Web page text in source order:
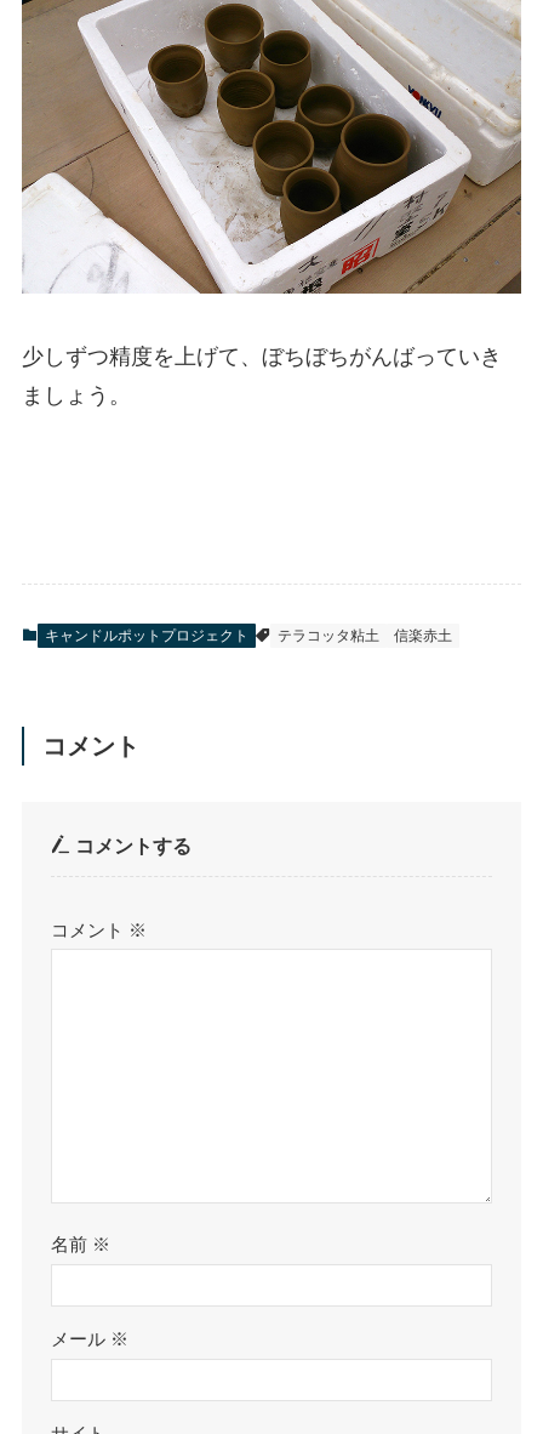
少しずつ精度を上げて、ぼちぼちがんばっていき
ましょう。
キャンドルポットプロジェクト テラコッタ粘土 信楽赤土
コメント
コメントする
コメント ※
名前 ※
メール ※